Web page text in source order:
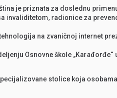
je priznata za doslednu
invaliditetom, radionice za
na zvaničnoj internet
Osnovne škole „Karađorđe“
stolice koja